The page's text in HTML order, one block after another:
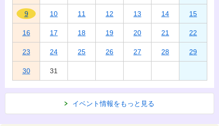
9 10 11 12 13 14 15
16 17 18 19 20 21 22
23 24 25 26 27 28 29
30 31
イベント情報をもっと見る